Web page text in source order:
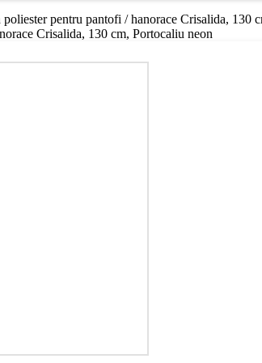
pentru pantofi / hanorace Crisalida, 130
Crisalida, 130 cm, Portocaliu neon